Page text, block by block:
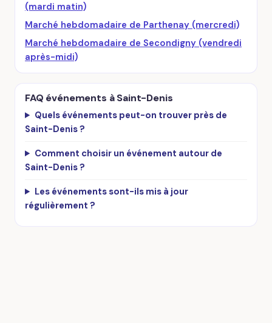
(mardi matin)
Marché hebdomadaire de Parthenay (mercredi)
Marché hebdomadaire de Secondigny (vendredi
après-midi)
FAQ événements à Saint-Denis
Quels événements peut-on trouver près de
Saint-Denis ?
Comment choisir un événement autour de
Saint-Denis ?
Les événements sont-ils mis à jour
régulièrement ?